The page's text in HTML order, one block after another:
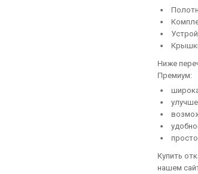
Ниже
Премиум:
Купить
нашем